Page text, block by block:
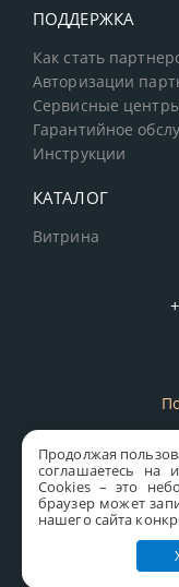
Продолжая
соглашаетесь на
Сookies – это
браузер может
нашего сайта
ПОДДЕРЖКА
Как стать
Авторизации
Сервисные
Гарантийное
Инструкции
КАТАЛОГ
Витрина
Все права